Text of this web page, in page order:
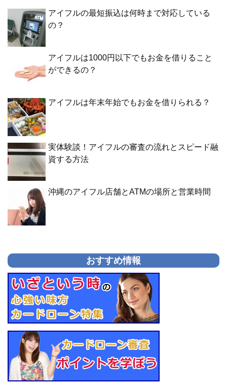
アイフルの最短振込は何時まで対応している
の？
アイフルは1000円以下でもお金を借りること
ができるの？
アイフルは年末年始でもお金を借りられる？
実体験談！アイフルの審査の流れとスピード融
資する方法
沖縄のアイフル店舗とATMの場所と営業時間
おすすめ情報